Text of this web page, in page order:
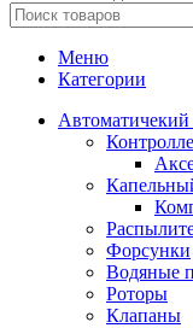
Меню
Категории
Форсунки
Водяные
Роторы
Клапаны